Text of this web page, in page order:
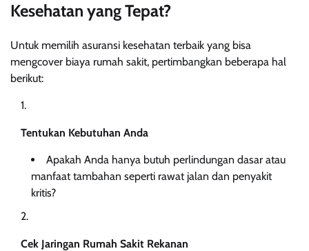
Kesehatan yang Tepat?
Untuk memilih asuransi kesehatan terbaik yang bisa
mengcover biaya rumah sakit, pertimbangkan beberapa hal
berikut:
Tentukan Kebutuhan Anda
Apakah Anda hanya butuh perlindungan dasar atau
manfaat tambahan seperti rawat jalan dan penyakit
kritis?
Cek Jaringan Rumah Sakit Rekanan